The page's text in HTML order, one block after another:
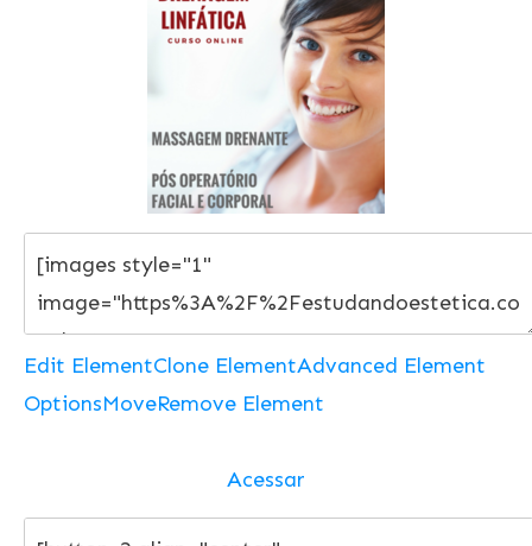
Edit ElementClone ElementAdvanced Element
OptionsMoveRemove Element
Acessar